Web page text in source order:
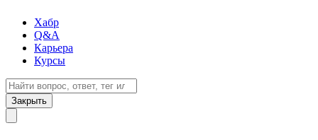
Хабр
Q&A
Карьера
Курсы
Закрыть